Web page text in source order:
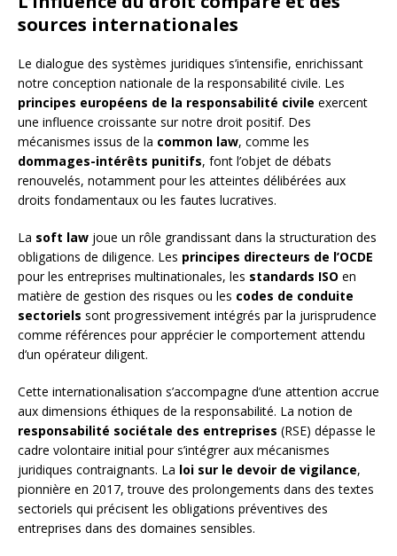
sources internationales
Le dialogue des systèmes juridiques s’intensifie, enrichissant
notre conception nationale de la responsabilité civile. Les
principes européens de la responsabilité civile exercent
une influence croissante sur notre droit positif. Des
mécanismes issus de la common law, comme les
dommages-intérêts punitifs, font l’objet de débats
renouvelés, notamment pour les atteintes délibérées aux
droits fondamentaux ou les fautes lucratives.
La soft law joue un rôle grandissant dans la structuration des
obligations de diligence. Les principes directeurs de l’OCDE
pour les entreprises multinationales, les standards ISO en
matière de gestion des risques ou les codes de conduite
sectoriels sont progressivement intégrés par la jurisprudence
comme références pour apprécier le comportement attendu
d’un opérateur diligent.
Cette internationalisation s’accompagne d’une attention accrue
aux dimensions éthiques de la responsabilité. La notion de
responsabilité sociétale des entreprises (RSE) dépasse le
cadre volontaire initial pour s’intégrer aux mécanismes
juridiques contraignants. La loi sur le devoir de vigilance,
pionnière en 2017, trouve des prolongements dans des textes
sectoriels qui précisent les obligations préventives des
entreprises dans des domaines sensibles.